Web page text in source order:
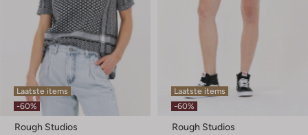
Laatste items
-60%
Rough Studios
Laatste items
-60%
Rough Studios